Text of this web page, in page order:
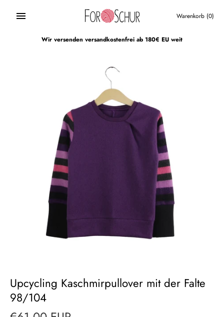
Warenkorb (0)
Wir versenden versandkostenfrei ab 180€ EU weit
Upcycling Kaschmirpullover mit der Falte
98/104